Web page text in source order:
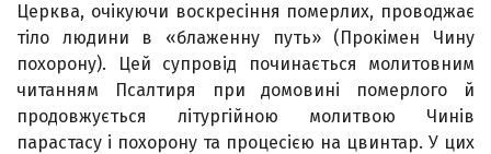
Церква, очікуючи воскресіння померлих, проводжає
тіло людини в «блаженну путь» (Прокімен Чину
похорону). Цей супровід починається молитовним
читанням Псалти­ря при домовині померлого й
продовжується літургійною молитвою Чинів
парастасу і похорону та процесією на цвинтар. У цих